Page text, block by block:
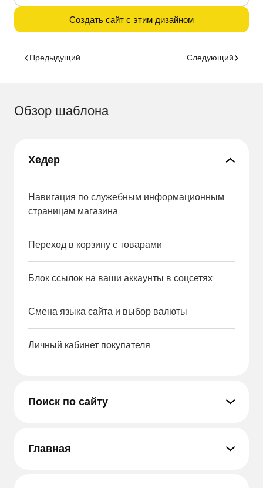
Создать сайт с этим дизайном
Предыдущий Следующий
Обзор шаблона
Хедер
Навигация по служебным информационным
страницам магазина
Переход в корзину с товарами
Блок ссылок на ваши аккаунты в соцсетях
Смена языка сайта и выбор валюты
Личный кабинет покупателя
Поиск по сайту
Главная